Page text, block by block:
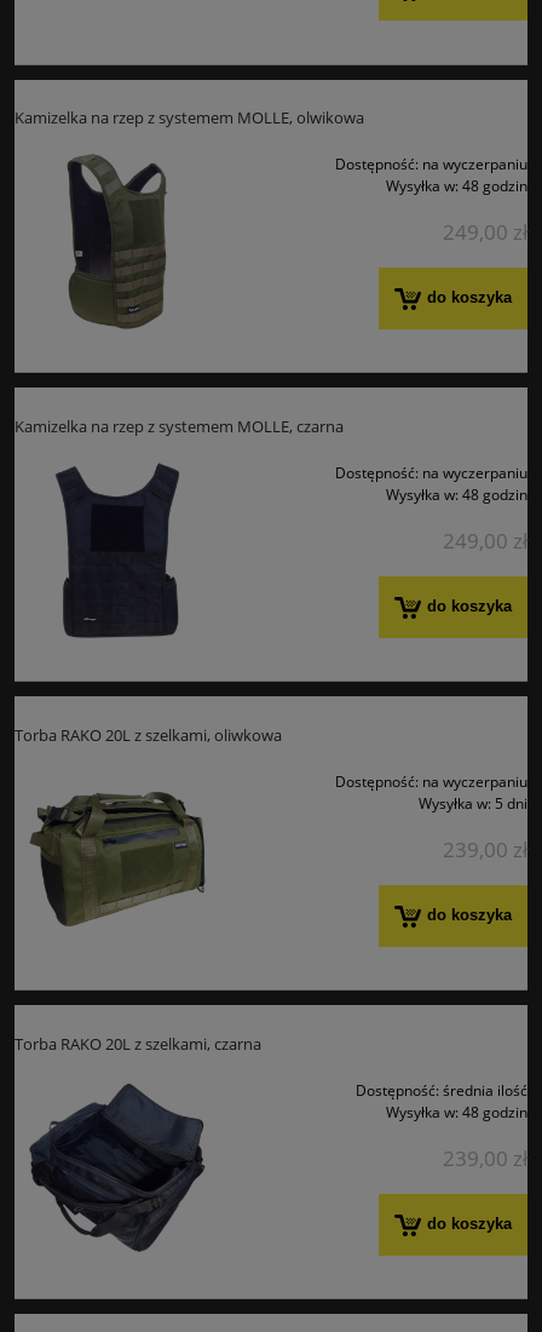
Kamizelka na rzep z systemem MOLLE, olwikowa
Dostępność: na wyczerpaniu
Wysyłka w: 48 godzin
249,00 zł
do koszyka
Kamizelka na rzep z systemem MOLLE, czarna
Dostępność: na wyczerpaniu
Wysyłka w: 48 godzin
249,00 zł
do koszyka
Torba RAKO 20L z szelkami, oliwkowa
Dostępność: na wyczerpaniu
Wysyłka w: 5 dni
239,00 zł
do koszyka
Torba RAKO 20L z szelkami, czarna
Dostępność: średnia ilość
Wysyłka w: 48 godzin
239,00 zł
do koszyka